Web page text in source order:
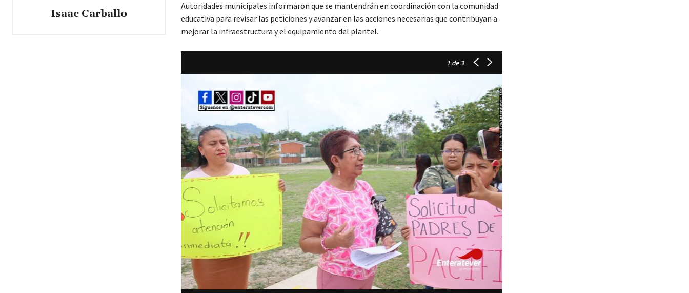
Isaac Carballo
Autoridades municipales informaron que se mantendrán en coordinación con la comunidad
educativa para revisar las peticiones y avanzar en las acciones necesarias que contribuyan a
mejorar la infraestructura y el equipamiento del plantel.
1de 3